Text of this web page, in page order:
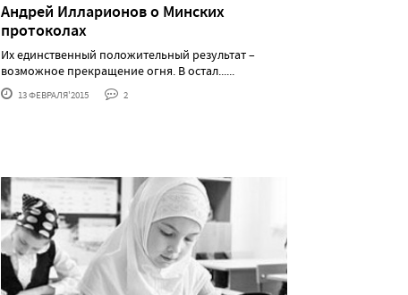
Андрей Илларионов о Минских
протоколах
Их единственный положительный результат –
возможное прекращение огня. В остал......
13 ФЕВРАЛЯ'2015 2